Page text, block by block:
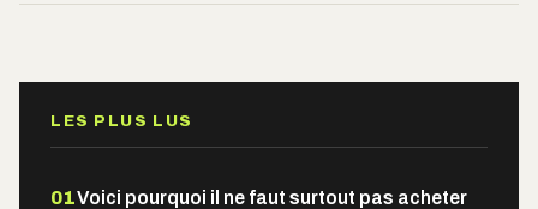
LES PLUS LUS
01Voici pourquoi il ne faut surtout pas acheter